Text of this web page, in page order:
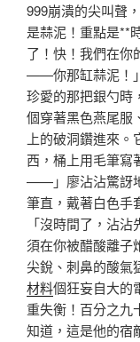
999崩潰的尖叫聲
是蒜泥！重點是**
了！快！我們在你
——你那缸蒜泥！
珍愛的那把銀勺時
個穿著黑色燕尾服
上的破洞鑽進來
西，桶上用毛筆寫
——」廖沾沾驚訝
筆直，戴著白色手
「沒時間了，沾
須在你被醋酸離子
尖銳、刺鼻的酸氣
材料個狂妄自大的
重失衡！百分之九
知道，這是他的宿